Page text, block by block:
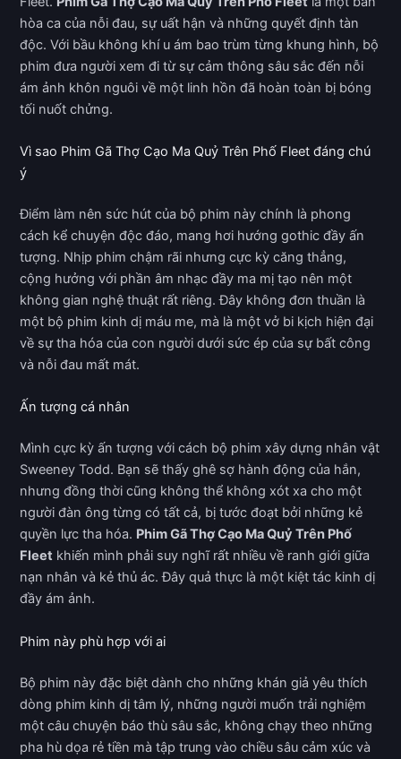
hòa ca của nỗi đau, sự uất hận và những quyết định tàn
độc. Với bầu không khí u ám bao trùm từng khung hình, bộ
phim đưa người xem đi từ sự cảm thông sâu sắc đến nỗi
ám ảnh khôn nguôi về một linh hồn đã hoàn toàn bị bóng
tối nuốt chửng.
Vì sao Phim Gã Thợ Cạo Ma Quỷ Trên Phố Fleet đáng chú
ý
Điểm làm nên sức hút của bộ phim này chính là phong
cách kể chuyện độc đáo, mang hơi hướng gothic đầy ấn
tượng. Nhịp phim chậm rãi nhưng cực kỳ căng thẳng,
cộng hưởng với phần âm nhạc đầy ma mị tạo nên một
không gian nghệ thuật rất riêng. Đây không đơn thuần là
một bộ phim kinh dị máu me, mà là một vở bi kịch hiện đại
về sự tha hóa của con người dưới sức ép của sự bất công
và nỗi đau mất mát.
Ấn tượng cá nhân
Mình cực kỳ ấn tượng với cách bộ phim xây dựng nhân vật
Sweeney Todd. Bạn sẽ thấy ghê sợ hành động của hắn,
nhưng đồng thời cũng không thể không xót xa cho một
người đàn ông từng có tất cả, bị tước đoạt bởi những kẻ
quyền lực tha hóa. Phim Gã Thợ Cạo Ma Quỷ Trên Phố
Fleet khiến mình phải suy nghĩ rất nhiều về ranh giới giữa
nạn nhân và kẻ thủ ác. Đây quả thực là một kiệt tác kinh dị
đầy ám ảnh.
Phim này phù hợp với ai
Bộ phim này đặc biệt dành cho những khán giả yêu thích
dòng phim kinh dị tâm lý, những người muốn trải nghiệm
một câu chuyện báo thù sâu sắc, không chạy theo những
pha hù dọa rẻ tiền mà tập trung vào chiều sâu cảm xúc và